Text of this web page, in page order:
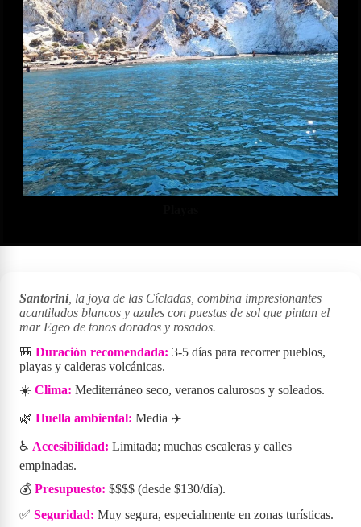
Santorini, la joya de las Cícladas, combina impresionantes
acantilados blancos y azules con puestas de sol que pintan el
mar Egeo de tonos dorados y rosados.
🎒 Duración recomendada: 3-5 días para recorrer pueblos,
playas y calderas volcánicas.
☀️ Clima: Mediterráneo seco, veranos calurosos y soleados.
🌿 Huella ambiental: Media ✈️
♿ Accesibilidad: Limitada; muchas escaleras y calles
empinadas.
💰 Presupuesto: $$$$ (desde $130/día).
✅ Seguridad: Muy segura, especialmente en zonas turísticas.